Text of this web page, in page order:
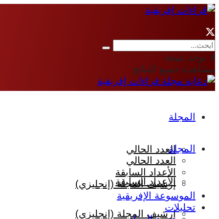
لا توجد نتيجة
مشاهدة جميع النتائج
المجلة
العدد الحالي
الأعداد السابقة
إرشيف المجلة (إنجليزي)
المجلة
العدد الحالي
الأعداد السابقة
إرشيف المجلة (إنجليزي)
الموسوعة الإفريقية
تحليلات